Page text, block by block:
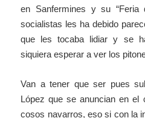
en Sanfermines y su “Feria
socialistas les ha debido
que les tocaba lidiar y se
siquiera esperar a ver los
Van a tener que ser pues
López que se anuncian en el
cosos navarros, eso si con la